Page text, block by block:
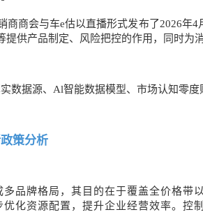
商商会与车e估以直播形式发布了2026年4
提供产品制定、风险把控的作用，同时为
数据源、Al智能数据模型、市场认知零
策分析
品牌格局，其目的在于覆盖全价格
化资源配置，提升企业经营效率。控